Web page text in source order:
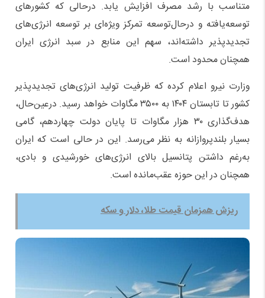
متناسب با رشد مصرف افزایش یابد. درحالی‌ که کشورهای
توسعه‌یافته و درحال‌توسعه تمرکز ویژه‌ای بر توسعه انرژی‌های
تجدیدپذیر داشته‌اند، سهم این منابع در سبد انرژی ایران
همچنان محدود است.
وزارت نیرو اعلام کرده که ظرفیت تولید انرژی‌های تجدیدپذیر
کشور تا تابستان ۱۴۰۴ به ۳۵۰۰ مگاوات خواهد رسید. درعین‌حال،
هدف‌گذاری ۳۰ هزار مگاوات تا پایان دولت چهاردهم، گامی
بسیار بلندپروازانه به نظر می‌رسد. این در حالی است که ایران
به‌رغم داشتن پتانسیل بالای انرژی‌های خورشیدی و بادی،
همچنان در این حوزه عقب‌مانده است.
ریزش همزمان قیمت طلا، دلار و سکه